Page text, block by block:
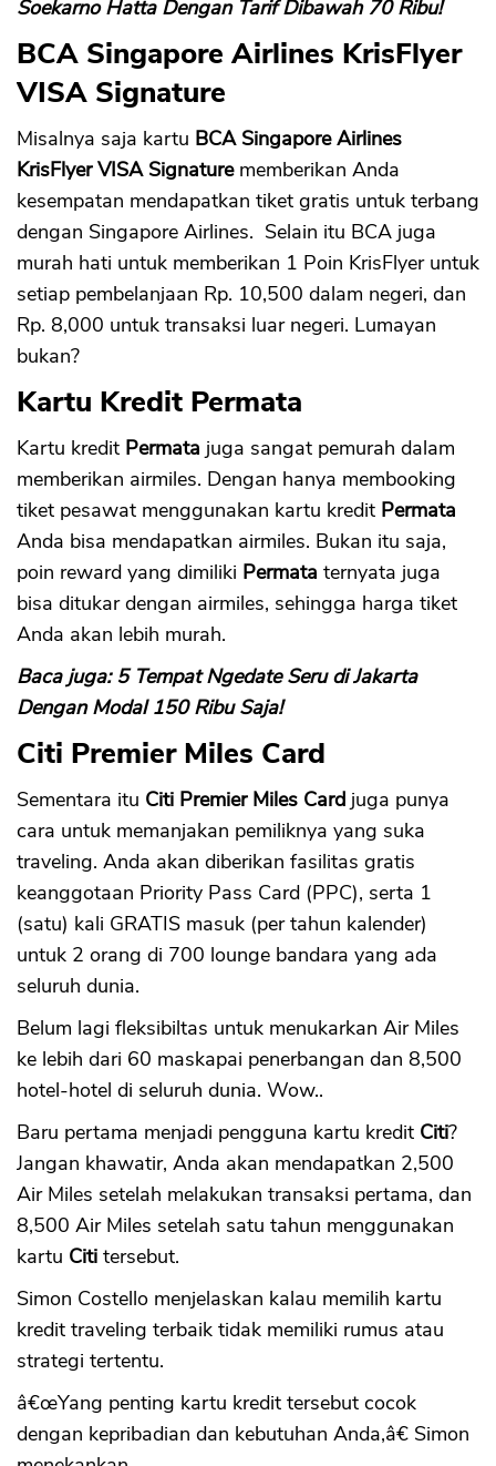
Soekarno Hatta Dengan Tarif Dibawah 70 Ribu!
BCA Singapore Airlines KrisFlyer
VISA Signature
Misalnya saja kartu BCA Singapore Airlines
KrisFlyer VISA Signature memberikan Anda
kesempatan mendapatkan tiket gratis untuk terbang
dengan Singapore Airlines. Selain itu BCA juga
murah hati untuk memberikan 1 Poin KrisFlyer untuk
setiap pembelanjaan Rp. 10,500 dalam negeri, dan
Rp. 8,000 untuk transaksi luar negeri. Lumayan
bukan?
Kartu Kredit Permata
Kartu kredit Permata juga sangat pemurah dalam
memberikan airmiles. Dengan hanya membooking
tiket pesawat menggunakan kartu kredit Permata
Anda bisa mendapatkan airmiles. Bukan itu saja,
poin reward yang dimiliki Permata ternyata juga
bisa ditukar dengan airmiles, sehingga harga tiket
Anda akan lebih murah.
Baca juga: 5 Tempat Ngedate Seru di Jakarta
Dengan Modal 150 Ribu Saja!
Citi Premier Miles Card
Sementara itu Citi Premier Miles Card juga punya
cara untuk memanjakan pemiliknya yang suka
traveling. Anda akan diberikan fasilitas gratis
keanggotaan Priority Pass Card (PPC), serta 1
(satu) kali GRATIS masuk (per tahun kalender)
untuk 2 orang di 700 lounge bandara yang ada
seluruh dunia.
Belum lagi fleksibiltas untuk menukarkan Air Miles
ke lebih dari 60 maskapai penerbangan dan 8,500
hotel-hotel di seluruh dunia. Wow..
Baru pertama menjadi pengguna kartu kredit Citi?
Jangan khawatir, Anda akan mendapatkan 2,500
Air Miles setelah melakukan transaksi pertama, dan
8,500 Air Miles setelah satu tahun menggunakan
kartu Citi tersebut.
Simon Costello menjelaskan kalau memilih kartu
kredit traveling terbaik tidak memiliki rumus atau
strategi tertentu.
â€œYang penting kartu kredit tersebut cocok
dengan kepribadian dan kebutuhan Anda,â€ Simon
OK